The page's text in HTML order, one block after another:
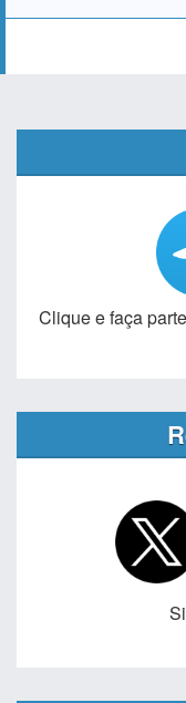
Clique e faça